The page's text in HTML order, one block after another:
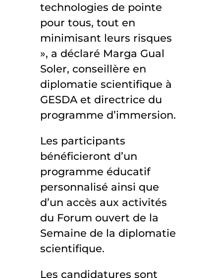
technologies de pointe
pour tous, tout en
minimisant leurs risques
», a déclaré Marga Gual
Soler, conseillère en
diplomatie scientifique à
GESDA et directrice du
programme d’immersion.
Les participants
bénéficieront d’un
programme éducatif
personnalisé ainsi que
d’un accès aux activités
du Forum ouvert de la
Semaine de la diplomatie
scientifique.
Les candidatures sont